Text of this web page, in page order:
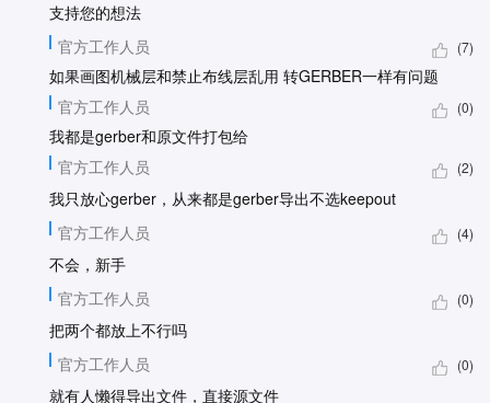
支持您的想法
官方工作人员
(7)
如果画图机械层和禁止布线层乱用 转GERBER一样有问题
官方工作人员
(0)
我都是gerber和原文件打包给
官方工作人员
(2)
我只放心gerber，从来都是gerber导出不选keepout
官方工作人员
(4)
不会，新手
官方工作人员
(0)
把两个都放上不行吗
官方工作人员
(0)
就有人懒得导出文件，直接源文件